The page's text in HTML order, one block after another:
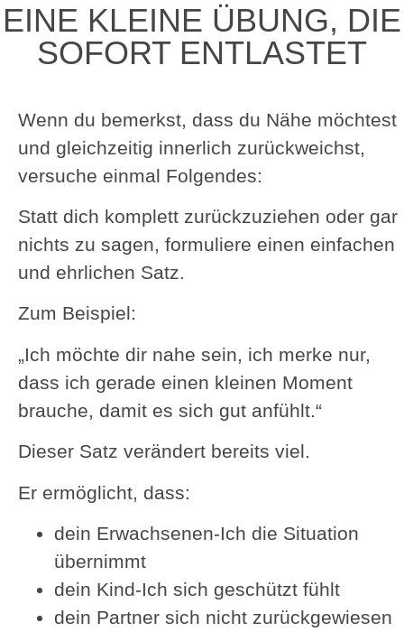
EINE KLEINE ÜBUNG, DIE
SOFORT ENTLASTET
Wenn du bemerkst, dass du Nähe möchtest
und gleichzeitig innerlich zurückweichst,
versuche einmal Folgendes:
Statt dich komplett zurückzuziehen oder gar
nichts zu sagen, formuliere einen einfachen
und ehrlichen Satz.
Zum Beispiel:
„Ich möchte dir nahe sein, ich merke nur,
dass ich gerade einen kleinen Moment
brauche, damit es sich gut anfühlt.“
Dieser Satz verändert bereits viel.
Er ermöglicht, dass:
dein Erwachsenen-Ich die Situation
übernimmt
dein Kind-Ich sich geschützt fühlt
dein Partner sich nicht zurückgewiesen